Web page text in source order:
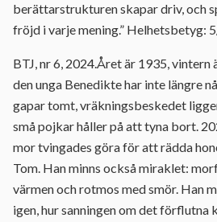
berättarstrukturen skapar driv, och
fröjd i varje mening.” Helhetsbetyg:
BTJ, nr 6, 2024.Året är 1935, vintern
den unga Benedikte har inte längre
gapar tomt, vräkningsbeskedet
små pojkar håller på att tyna bort.
mor tvingades göra för att rädda
Tom. Han minns också miraklet:
värmen och rotmos med smör. Han
igen, hur sanningen om det förflutna